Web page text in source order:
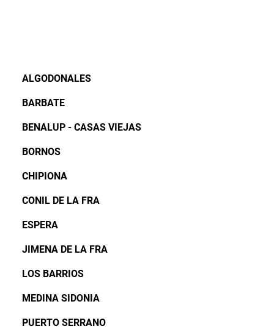
ALGODONALES
BARBATE
BENALUP - CASAS VIEJAS
BORNOS
CHIPIONA
CONIL DE LA FRA
ESPERA
JIMENA DE LA FRA
LOS BARRIOS
MEDINA SIDONIA
PUERTO SERRANO